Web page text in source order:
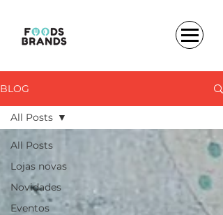
BLOG
All Posts
Lojas novas
Novidades
Eventos
All Posts